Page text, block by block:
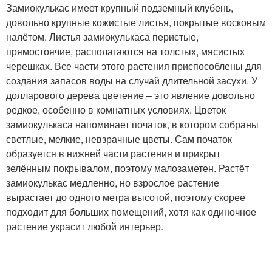
Замиокулькас имеет крупный подземный клубень,
довольно крупные кожистые листья, покрытые восковым
налётом. Листья замиокулькаса перистые,
прямостоячие, располагаются на толстых, мясистых
черешках. Все части этого растения приспособлены для
создания запасов воды на случай длительной засухи. У
долларового дерева цветение – это явление довольно
редкое, особенно в комнатных условиях. Цветок
замиокулькаса напоминает початок, в котором собраны
светлые, мелкие, невзрачные цветы. Сам початок
образуется в нижней части растения и прикрыт
зелённым покрывалом, поэтому малозаметен. Растёт
замиокулькас медленно, но взрослое растение
вырастает до одного метра высотой, поэтому скорее
подходит для больших помещений, хотя как одиночное
растение украсит любой интерьер.